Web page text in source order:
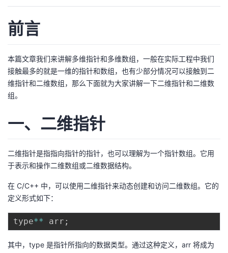
我
的
我
坛
圈
子
的
直
播
我
的
活
我
的
我
前言
本篇文章我们来讲解多维指针和多维数组，一般在实际工程中我们
接触最多的就是一维的指针和数组，也有少部分情况可以接触到二
维指针和二维数组，那么下面就为大家讲解一下二维指针和二维数
组。
一、二维指针
二维指针是指指向指针的指针，也可以理解为一个指针数组。它用
于表示和操作二维数组或二维数据结构。
在 C/C++ 中，可以使用二维指针来动态创建和访问二维数组。它的
定义形式如下：
type** arr ;
其中，type 是指针所指向的数据类型。通过这种定义，arr 将成为